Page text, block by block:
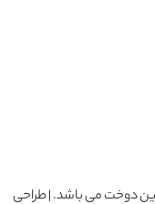
دوخت می باشد. | طراحی